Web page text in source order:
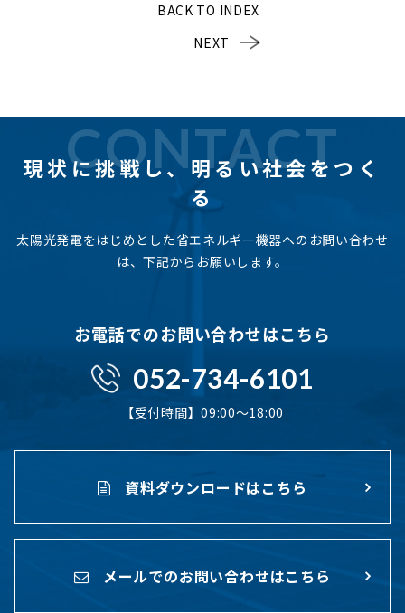
BACK TO INDEX
NEXT
CONTACT
現状に挑戦し、明るい社会をつく
る
太陽光発電をはじめとした省エネルギー機器へのお問い合わせ
は、下記からお願いします。
お電話でのお問い合わせはこちら
052-734-6101
【受付時間】09:00〜18:00
資料ダウンロードはこちら
メールでのお問い合わせはこちら